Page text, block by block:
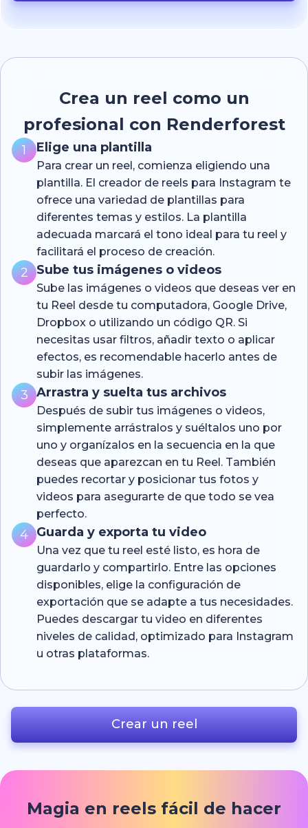
Crea un reel como un
profesional con Renderforest
1 Elige una plantilla
Para crear un reel, comienza eligiendo una
plantilla. El creador de reels para Instagram te
ofrece una variedad de plantillas para
diferentes temas y estilos. La plantilla
adecuada marcará el tono ideal para tu reel y
facilitará el proceso de creación.
2 Sube tus imágenes o videos
Sube las imágenes o videos que deseas ver en
tu Reel desde tu computadora, Google Drive,
Dropbox o utilizando un código QR. Si
necesitas usar filtros, añadir texto o aplicar
efectos, es recomendable hacerlo antes de
subir las imágenes.
3 Arrastra y suelta tus archivos
Después de subir tus imágenes o videos,
simplemente arrástralos y suéltalos uno por
uno y organízalos en la secuencia en la que
deseas que aparezcan en tu Reel. También
puedes recortar y posicionar tus fotos y
videos para asegurarte de que todo se vea
perfecto.
4 Guarda y exporta tu video
Una vez que tu reel esté listo, es hora de
guardarlo y compartirlo. Entre las opciones
disponibles, elige la configuración de
exportación que se adapte a tus necesidades.
Puedes descargar tu video en diferentes
niveles de calidad, optimizado para Instagram
u otras plataformas.
Crear un reel
Magia en reels fácil de hacer